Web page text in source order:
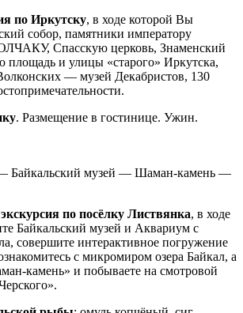
по Иркутску, в ходе которой Вы
собор, памятники императору
Спасскую церковь, Знаменский
площадь и улицы «старого» Иркутска,
— музей Декабристов, 130
. Размещение в гостинице. Ужин.
Байкальский музей — Шаман-камень —
по посёлку Листвянка, в ходе
Байкальский музей и Аквариум с
совершите интерактивное погружение
с микромиром озера Байкал, а
камень» и побываете на смотровой